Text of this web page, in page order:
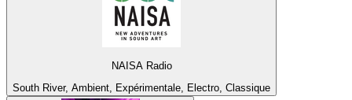
NAISA Radio
South River, Ambient, Expérimentale, Electro, Classique